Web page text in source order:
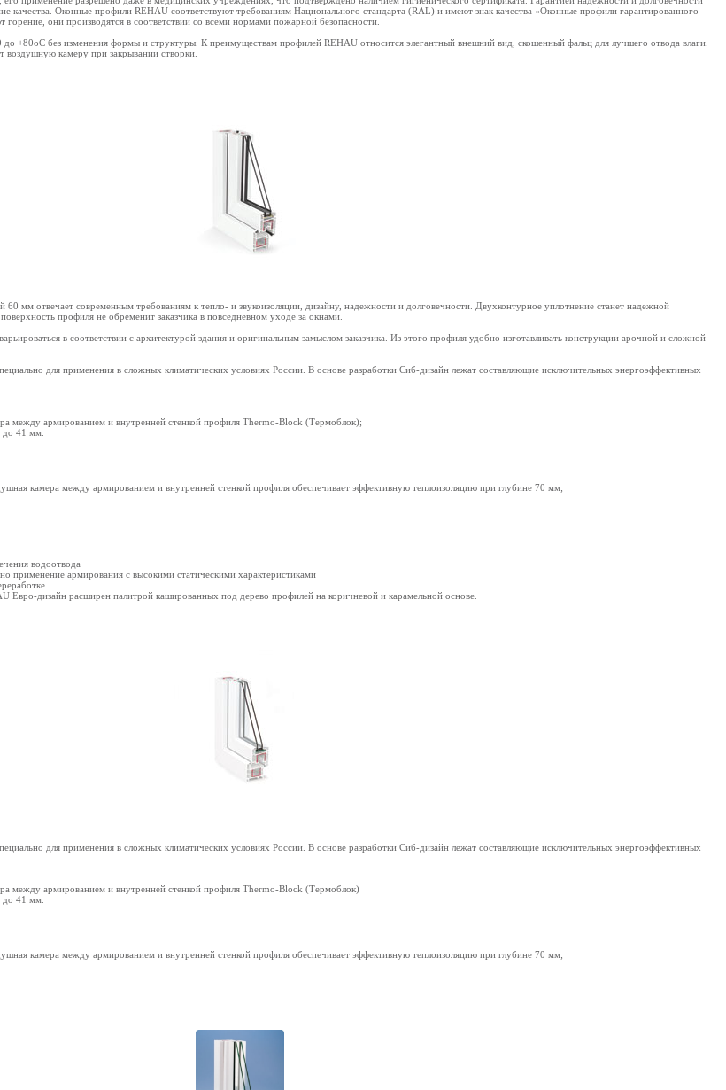
качества. Оконные профили REHAU соответствуют требованиям Национального стандарта (RAL) и имеют знак качества «Оконные профили гарантированного
они производятся в соответствии со всеми нормами пожарной безопасности.
+80oC без изменения формы и структуры. К преимуществам профилей REHAU относится элегантный внешний вид, скошенный фальц для лучшего отвода влаги.
воздушную камеру при закрывании створки.
мм отвечает современным требованиям к тепло- и звукоизоляции, дизайну, надежности и долговечности. Двухконтурное уплотнение станет надежной
профиля не обременит заказчика в повседневном уходе за окнами.
в соответствии с архитектурой здания и оригинальным замыслом заказчика. Из этого профиля удобно изготавливать конструкции арочной и сложной
для применения в сложных климатических условиях России. В основе разработки Сиб-дизайн лежат составляющие исключительных энергоэффективных
между армированием и внутренней стенкой профиля Thermo-Block (Термоблок);
до 41 мм.
камера между армированием и внутренней стенкой профиля обеспечивает эффективную теплоизоляцию при глубине 70 мм;
водоотвода
армирования с высокими статическими характеристиками
Евро-дизайн расширен палитрой кашированных под дерево профилей на коричневой и карамельной основе.
для применения в сложных климатических условиях России. В основе разработки Сиб-дизайн лежат составляющие исключительных энергоэффективных
между армированием и внутренней стенкой профиля Thermo-Block (Термоблок)
до 41 мм.
камера между армированием и внутренней стенкой профиля обеспечивает эффективную теплоизоляцию при глубине 70 мм;